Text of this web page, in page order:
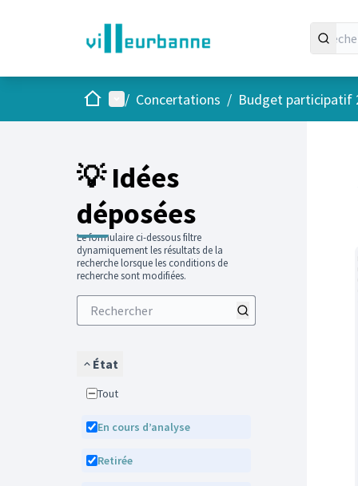
AccueilMenu principal
/ Concertations / Budget participatif
💡 Idées
déposées
Le formulaire ci-dessous filtre
dynamiquement les résultats de la
recherche lorsque les conditions de
recherche sont modifiées.
État
Tout
En cours d’analyse
Retirée